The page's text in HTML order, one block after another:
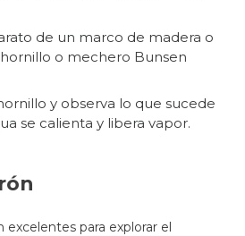
de un marco de madera o
o mechero Bunsen
y observa lo que sucede
se calienta y libera vapor.
para explorar el